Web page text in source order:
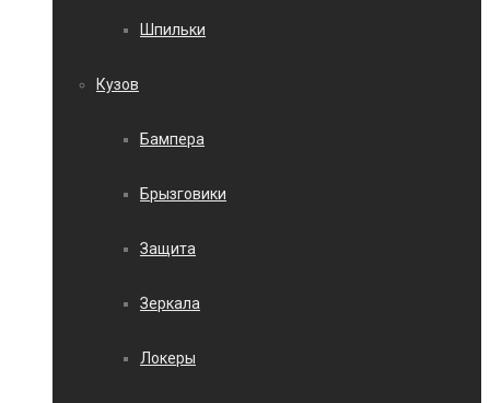
Шпильки
Кузов
Бампера
Брызговики
Защита
Зеркала
Локеры